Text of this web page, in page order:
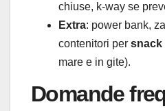
chiuse, k-way se
Extra: power bank,
contenitori per snack
mare e in gite).
Domande